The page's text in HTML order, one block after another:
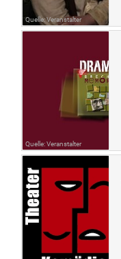
Quelle: Veranstalter
Quelle: Veranstalter